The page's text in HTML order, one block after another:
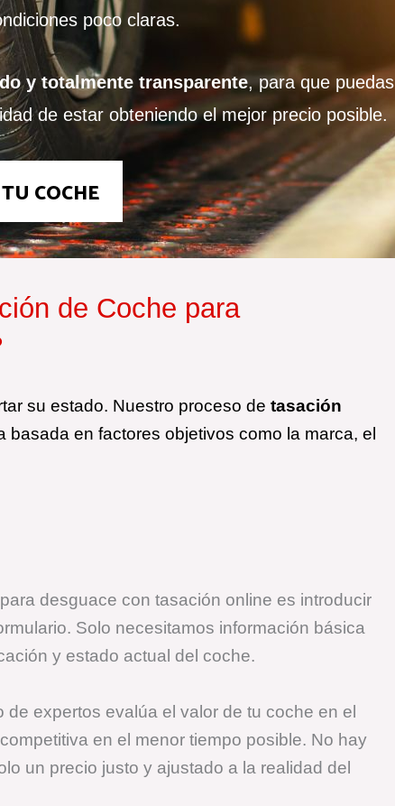
poco claras.
y totalmente transparente, para que puedas
de estar obteniendo el mejor precio posible.
COCHE
de Coche para
su estado. Nuestro proceso de tasación
en factores objetivos como la marca, el
desguace con tasación online es introducir
Solo necesitamos información básica
y estado actual del coche.
expertos evalúa el valor de tu coche en el
en el menor tiempo posible. No hay
un precio justo y ajustado a la realidad del